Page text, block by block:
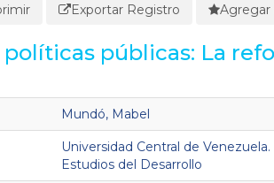
Exportar Registro Agregar
públicas: La
Mundó, Mabel
Universidad Central de
Estudios del Desarrollo